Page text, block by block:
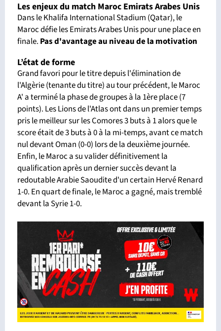
Les enjeux du match Maroc Emirats Arabes Unis
Dans le Khalifa International Stadium (Qatar), le
Maroc défie les Emirats Arabes Unis pour une place en
finale. Pas d'avantageau niveau de la motivation
L’état de forme
Grand favori pour le titre depuis l'élimination de
l'Algèrie (tenante du titre) au tour précédent, le Maroc
A' a terminé la phase de groupes à la 1ère place (7
points). Les Lions de l'Atlas ont dans un premier temps
pris le meilleur sur les Comores 3 buts à 1 alors que le
score était de 3 buts à 0 à la mi-temps, avant ce match
nul devant Oman (0-0) lors de la deuxième journée.
Enfin, le Maroc a su valider définitivement la
qualification après un dernier succès devant la
redoutable Arabie Saoudite d'un certain Hervé Renard
1-0. En quart de finale, le Maroc a gagné, mais tremblé
devant la Syrie 1-0.